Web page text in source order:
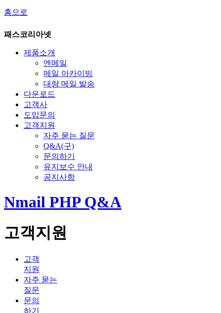
홈으로
패스코리아넷
제품소개
엔메일
메일 아카이빙
대량 메일 발송
다운로드
고객사
도입문의
고객지원
자주 묻는 질문
Q&A(구)
문의하기
유지보수 안내
공지사항
Nmail PHP Q&A
고객지원
고객
지원
자주 묻는
질문
문의
하기